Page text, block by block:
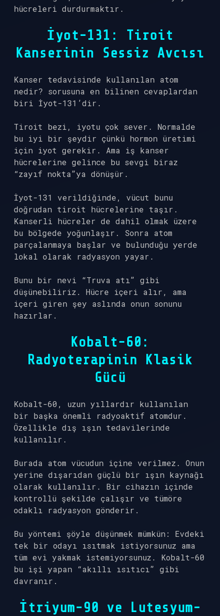
hücreleri durdurmaktır.
İyot-131: Tiroit
Kanserinin Sessiz Avcısı
Kanser tedavisinde kullanılan atom
nedir? sorusuna en bilinen cevaplardan
biri İyot-131’dir.
Tiroit bezi, iyotu çok sever. Normalde
bu iyi bir şeydir çünkü hormon üretimi
için iyot gerekir. Ama iş kanser
hücrelerine gelince bu sevgi biraz
“zayıf nokta”ya dönüşür.
İyot-131 verildiğinde, vücut bunu
doğrudan tiroit hücrelerine taşır.
Kanserli hücreler de dahil olmak üzere
bu bölgede yoğunlaşır. Sonra atom
parçalanmaya başlar ve bulunduğu yerde
lokal olarak radyasyon yayar.
Bunu bir nevi “Truva atı” gibi
düşünebiliriz. Hücre içeri alır, ama
içeri giren şey aslında onun sonunu
hazırlar.
Kobalt-60:
Radyoterapinin Klasik
Gücü
Kobalt-60, uzun yıllardır kullanılan
bir başka önemli radyoaktif atomdur.
Özellikle dış ışın tedavilerinde
kullanılır.
Burada atom vücudun içine verilmez. Onun
yerine dışarıdan güçlü bir ışın kaynağı
olarak kullanılır. Bir cihazın içinde
kontrollü şekilde çalışır ve tümöre
odaklı radyasyon gönderir.
Bu yöntemi şöyle düşünmek mümkün: Evdeki
tek bir odayı ısıtmak istiyorsunuz ama
tüm evi yakmak istemiyorsunuz. Kobalt-60
bu işi yapan “akıllı ısıtıcı” gibi
davranır.
İtriyum-90 ve Lutesyum-